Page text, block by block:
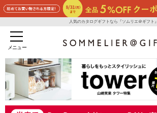
人気のカタログギフトなら『ソムリエ＠ギフト』
メニュー